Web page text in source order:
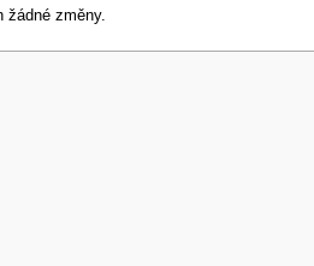
žádné změny.